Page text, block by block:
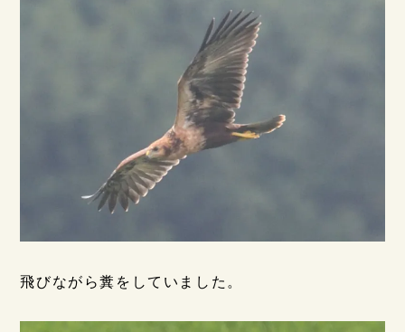
飛びながら糞をしていました。